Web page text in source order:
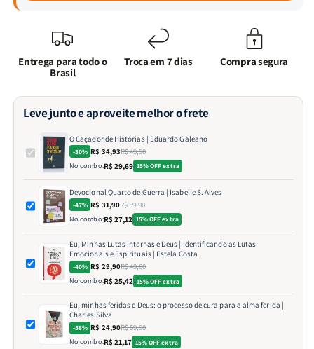
Entrega para todo o
Brasil
Troca em 7 dias Compra segura
Leve junto e aproveite melhor o frete
O Caçador de Histórias | Eduardo Galeano
-30% R$ 34,93R$ 49,90
No combo:R$ 29,69 15% OFF extra
Devocional Quarto de Guerra | Isabelle S. Alves
-47% R$ 31,90R$ 59,90
No combo:R$ 27,12 15% OFF extra
Eu, Minhas Lutas Internas e Deus | Identificando as Lutas
Emocionais e Espirituais | Estela Costa
-40% R$ 29,90R$ 49,80
No combo:R$ 25,42 15% OFF extra
Eu, minhas feridas e Deus: o processo de cura para a alma ferida |
Charles Silva
-58% R$ 24,90R$ 59,90
No combo:R$ 21,17 15% OFF extra